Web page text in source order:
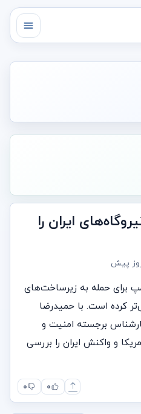
ایران را
برای حمله به زیرساخت‌های
کرده است. با حمیدرضا
برجسته امنیت و
و واکنش‌ ایران را بررسی
۰ ۰